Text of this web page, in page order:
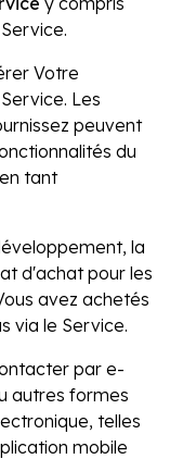
Votre
Les
peuvent
du
tant
la
d'achat pour les
avez achetés
via le Service.
par e-
autres formes
telles
mobile